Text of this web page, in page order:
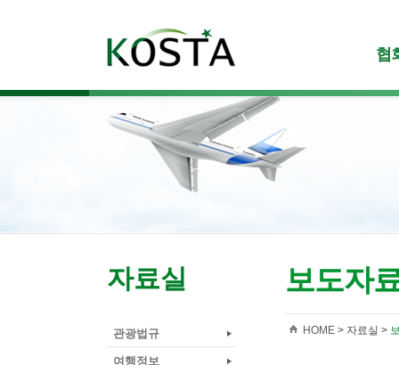
협
자료실
관광법규
여행정보
보도자
HOME > 자료실 >